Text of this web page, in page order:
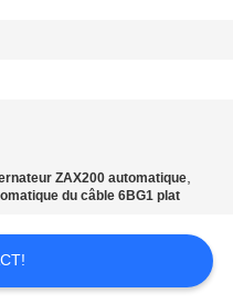
ZAX200 automatique,
du câble 6BG1 plat